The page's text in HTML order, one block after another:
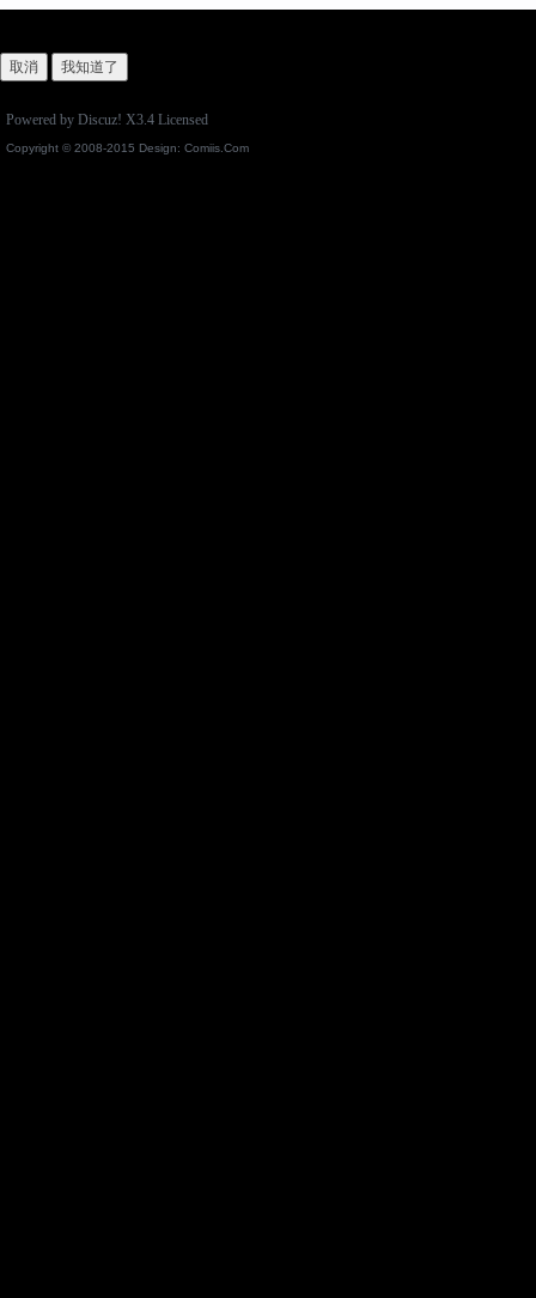
取消 我知道了
Powered by Discuz! X3.4 Licensed
Copyright © 2008-2015 Design: Comiis.Com